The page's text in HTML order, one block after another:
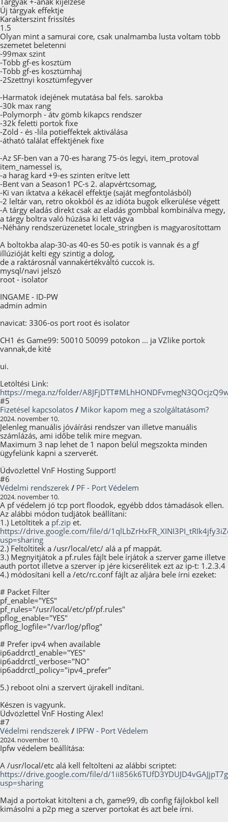
Új tárgyak effektje
Karakterszint frissítés
1.5
Olyan mint a samurai core, csak unalmamba lusta voltam több
szemetet beletenni
-99max szint
-Több gf-es kosztüm
-Több gf-es kosztümhaj
-2Szettnyi kosztümfegyver
-Harmatok idejének mutatása bal fels. sarokba
-30k max rang
-Polymorph - átv gömb kikapcs rendszer
-32k feletti portok fixe
-Zöld - és -lila potieffektek aktiválása
-átható találat effektjének fixe
-Az SF-ben van a 70-es harang 75-ös legyi, item_protoval
item_namessel is,
-a harag kard +9-es szinten erítve lett
-Bent van a Season1 PC-s 2. alapvértcsomag,
-Ki van iktatva a kékacél effektje (saját megfontolásból)
-2 leltár van, retro okokból és az idióta bugok elkerülése végett
-A tárgy eladás direkt csak az eladás gombbal kombinálva megy,
a tárgy boltra való húzása ki lett vágva
-Néhány rendszerüzenetet locale_stringben is magyarosítottam
A boltokba alap-30-as 40-es 50-es potik is vannak és a gf
illúzióját kelti egy szintig a dolog,
de a raktárosnál vannakértékváltó cuccok is.
mysql/navi jelszó
root - isolator
INGAME - ID-PW
admin admin
navicat: 3306-os port root és isolator
CH1 és Game99: 50010 50099 potokon ... ja VZlike portok
vannak,de kité
ui.
Letöltési Link:
https://mega.nz/folder/
#5
Fizetésel kapcsolatos / Mikor kapom meg a szolgáltatásom?
2024. november 10.
Jelenleg manuális jóváírási rendszer van illetve manuális
számlázás, ami időbe telik mire megvan.
Maximum 3 nap lehet de 1 napon belül megszokta minden
ügyfelünk kapni a szerverét.
Üdvözlettel VnF Hosting Support!
#6
Védelmi rendszerek / PF - Port Védelem
2024. november 10.
A pf védelem jó tcp port floodok, egyébb ddos támadások ellen.
Az alábbi módon tudjátok beállítani:
1.) Letöltitek a pf.zip et.
https://drive.google.com/file/d/
usp=sharing
2.) Feltöltitek a /usr/local/etc/ alá a pf mappát.
3.) Megnyitjátok a pf.rules fájlt bele írjátok a szerver game illetve
auth portot illetve a szerver ip jére kicserélitek ezt az ip-t: 1.2.3.4
4.) módosítani kell a /etc/rc.conf fájlt az aljára bele írni ezeket:
# Packet Filter
pf_enable="YES"
pf_rules="/usr/local/etc/pf/pf.rules"
pflog_enable="YES"
pflog_logfile="/var/log/pflog"
# Prefer ipv4 when available
ip6addrctl_enable="YES"
ip6addrctl_verbose="NO"
ip6addrctl_policy="ipv4_prefer"
5.) reboot olni a szervert újrakell indítani.
Készen is vagyunk.
Üdvözlettel VnF Hosting Alex!
#7
Védelmi rendszerek / IPFW - Port Védelem
2024. november 10.
Ipfw védelem beállítása:
A /usr/local/etc alá kell feltölteni az alábbi scriptet:
https://drive.google.com/file/d/
usp=sharing
Majd a portokat kitölteni a ch, game99, db config fájlokbol kell
kimásolni a p2p meg a szerver portokat és azt bele írni.